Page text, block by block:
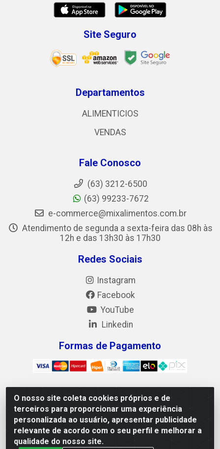
O nosso site coleta cookies próprios e de
terceiros para proporcionar uma experiência
personalizada ao usuário, apresentar publicidade
relevante de acordo com o seu perfil e melhorar a
qualidade do nosso site.
Site Seguro
Departamentos
ALIMENTICIOS
VENDAS
Fale Conosco
(63) 3212-6500
(63) 99233-7672
e-commerce@mixalimentos.com.br
Atendimento de segunda a sexta-feira das 08h às
12h e das 13h30 às 17h30
Redes Sociais
Instagram
Facebook
YouTube
Linkedin
Formas de Pagamento
Mix Alimentos LTDA - Quadra Asr Ne 55 (412 Norte), Alameda
02, S/N - Plano Diretor Norte, Palmas/TO - CEP 77.006-540 -
CNPJ 05.922.500/0001-02